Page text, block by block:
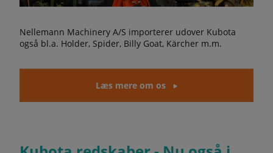
Nellemann Machinery A/S importerer udover Kubota
også bl.a. Holder, Spider, Billy Goat, Kärcher m.m.
Læs mere om os